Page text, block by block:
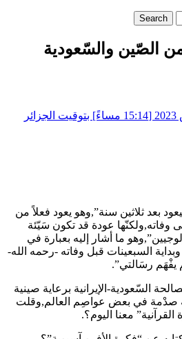
Search
الصّين والسّعودية
بعد ثلاثين سنة”,وهو يعود فعلاً من
عودة قد تكون سَيّئة
ما أشار إليه بعبارة في
السبعينات قبل وفاته -رحمه الله-
يفْهَم رسَالتي”.
السّعودية-الإيرانية برعاية صينية
صدْمة في بعض عواصِم العالم,وقلت
معنا اليوم؟.